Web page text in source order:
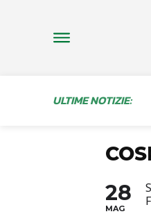
ULTIME NOTIZIE:
28
MAG